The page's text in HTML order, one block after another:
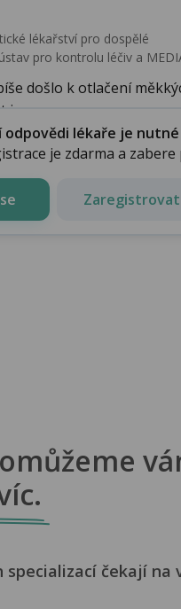
lékařství pro dospělé
pro kontrolu léčiv a
došlo k otlačení
s...
odpovědi lékaře je
je zdarma a
Zaregistrovat
specializací čekají na